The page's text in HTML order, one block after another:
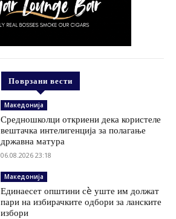
Поврзани вести
Македонија
Средношколци откриени дека користеле
вештачка интелигенција за полагање
државна матура
06.08.2026 23:18
Македонија
Единаесет општини сè уште им должат
пари на избирачките одбори за ланските
избори